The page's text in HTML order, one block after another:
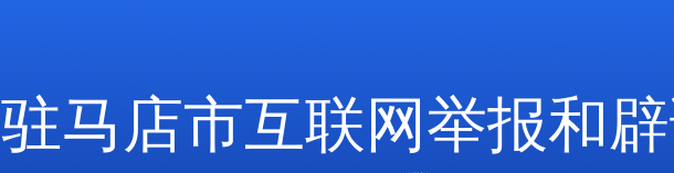
驻马店市互联网举报和